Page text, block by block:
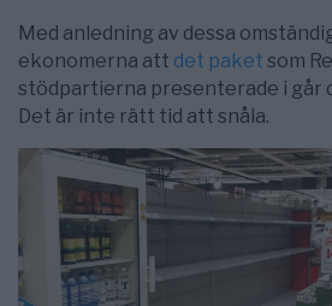
Med anledning av dessa
ekonomerna att det paket som
stödpartierna presenterade i går
Det är inte rätt tid att snåla.